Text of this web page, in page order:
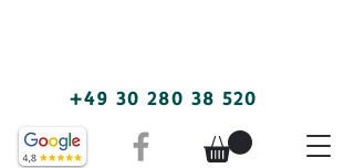
+49 30 280 38 520